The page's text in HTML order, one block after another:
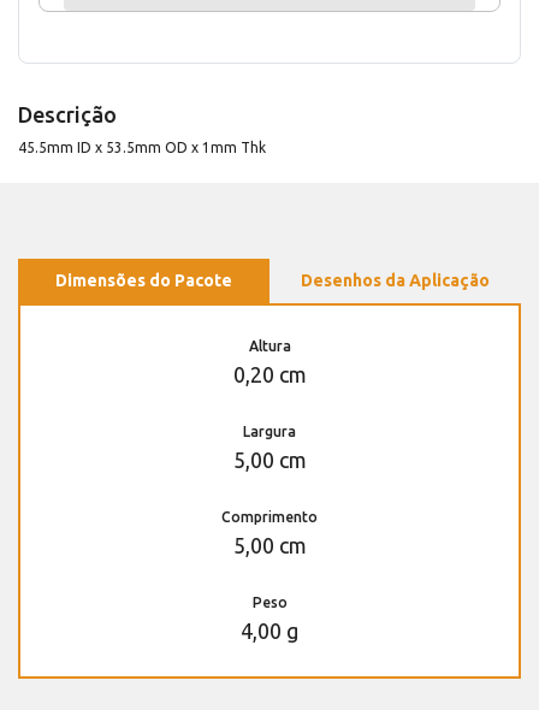
Descrição
45.5mm ID x 53.5mm OD x 1mm Thk
Dimensões do Pacote Desenhos da Aplicação
Altura
0,20 cm
Largura
5,00 cm
Comprimento
5,00 cm
Peso
4,00 g